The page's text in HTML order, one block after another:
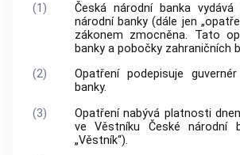
(1)
Česká národní banka vydává
národní banky (dále jen
zákonem zmocněna. Tato
banky a pobočky zahraničních
(2)
Opatření podepisuje
banky.
(3)
Opatření nabývá platnosti
ve Věstníku České národní
„Věstník“).